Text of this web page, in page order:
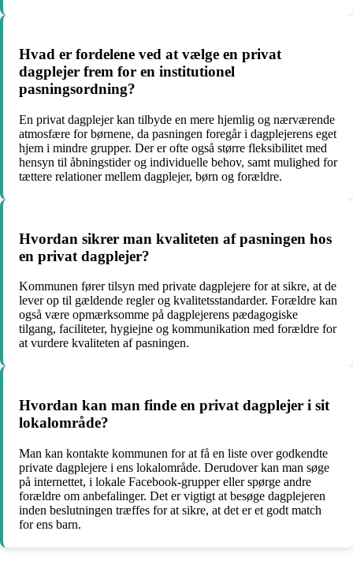
Hvad er fordelene ved at vælge en privat
dagplejer frem for en institutionel
pasningsordning?
En privat dagplejer kan tilbyde en mere hjemlig og nærværende
atmosfære for børnene, da pasningen foregår i dagplejerens eget
hjem i mindre grupper. Der er ofte også større fleksibilitet med
hensyn til åbningstider og individuelle behov, samt mulighed for
tættere relationer mellem dagplejer, børn og forældre.
Hvordan sikrer man kvaliteten af pasningen hos
en privat dagplejer?
Kommunen fører tilsyn med private dagplejere for at sikre, at de
lever op til gældende regler og kvalitetsstandarder. Forældre kan
også være opmærksomme på dagplejerens pædagogiske
tilgang, faciliteter, hygiejne og kommunikation med forældre for
at vurdere kvaliteten af pasningen.
Hvordan kan man finde en privat dagplejer i sit
lokalområde?
Man kan kontakte kommunen for at få en liste over godkendte
private dagplejere i ens lokalområde. Derudover kan man søge
på internettet, i lokale Facebook-grupper eller spørge andre
forældre om anbefalinger. Det er vigtigt at besøge dagplejeren
inden beslutningen træffes for at sikre, at det er et godt match
for ens barn.